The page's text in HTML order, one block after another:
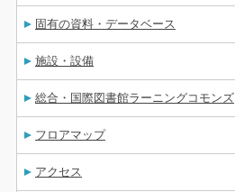
固有の資料・データベース
施設・設備
総合・国際図書館ラーニングコモンズ
フロアマップ
アクセス